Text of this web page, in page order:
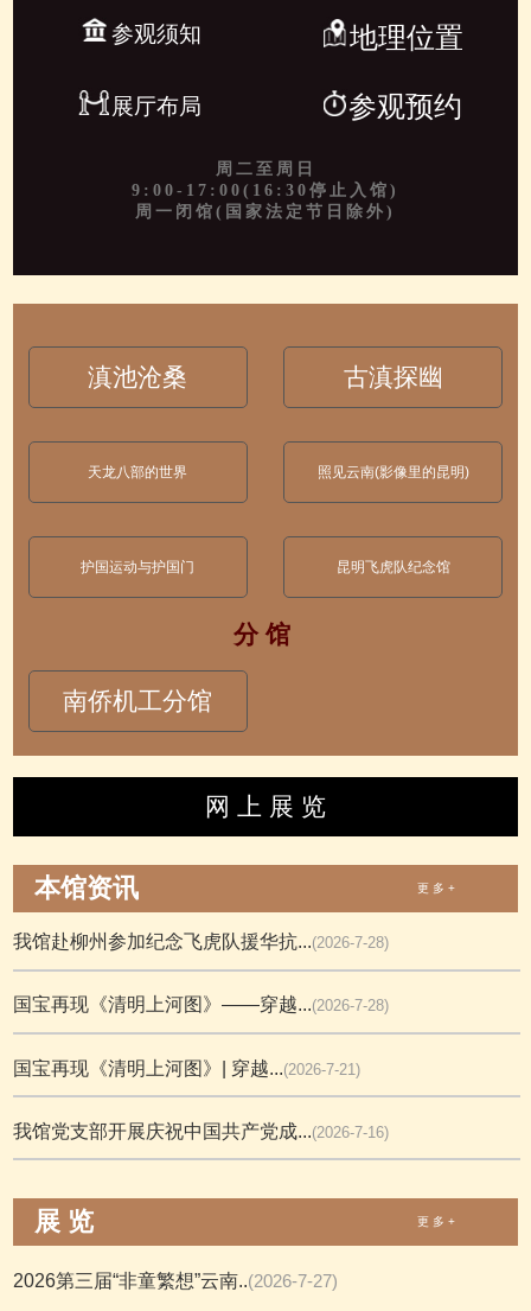
参观须知 地理位置
展厅布局 参观预约
周二至周日
9:00-17:00(16:30停止入馆)
周一闭馆(国家法定节日除外)
滇池沧桑 古滇探幽
天龙八部的世界 照见云南(影像里的昆明)
护国运动与护国门 昆明飞虎队纪念馆
分 馆
南侨机工分馆
网 上 展 览
本馆资讯 更 多 +
我馆赴柳州参加纪念飞虎队援华抗...(2026-7-28)
国宝再现《清明上河图》——穿越...(2026-7-28)
国宝再现《清明上河图》| 穿越...(2026-7-21)
我馆党支部开展庆祝中国共产党成...(2026-7-16)
展 览 更 多 +
2026第三届“非童繁想”云南..(2026-7-27)